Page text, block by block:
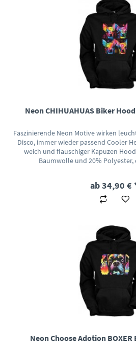
Neon CHIHUAHUAS Biker
Faszinierende Neon Motive wirken
Disco, immer wieder passend Cooler
weich und flauschiger Kapuzen
Baumwolle und 20% Polyester,
ab 34,90 €
Neon Choose Adotion